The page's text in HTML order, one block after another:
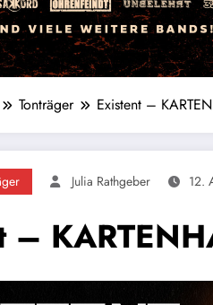
Tonträger Existent –
Julia Rathgeber 12.
–